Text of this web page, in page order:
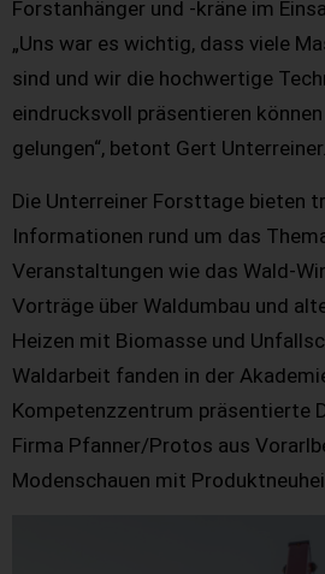
Forstanhänger und -kräne im
„Uns war es wichtig, dass viele
sind und wir die hochwertige
eindrucksvoll präsentieren
gelungen“, betont Gert Unterreiner.
Die Unterreiner Forsttage bieten
Informationen rund um das
Veranstaltungen wie das Wald-
Vorträge über Waldumbau und
Heizen mit Biomasse und
Waldarbeit fanden in der
Kompetenzzentrum präsentierte
Firma Pfanner/Protos aus
Modenschauen mit